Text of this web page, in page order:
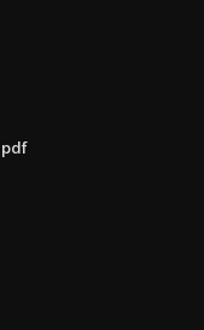
المشتقات تقدم خيارات العقود الآجلة والمقايضات pdf